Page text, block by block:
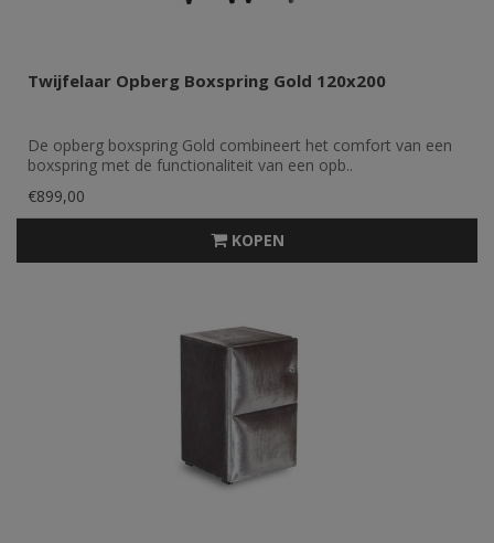
Twijfelaar Opberg Boxspring Gold 120x200
De opberg boxspring Gold combineert het comfort van een
boxspring met de functionaliteit van een opb..
€899,00
KOPEN